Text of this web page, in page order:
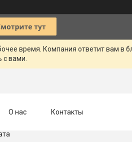
время. Компания ответит вам в
вами.
О нас Контакты